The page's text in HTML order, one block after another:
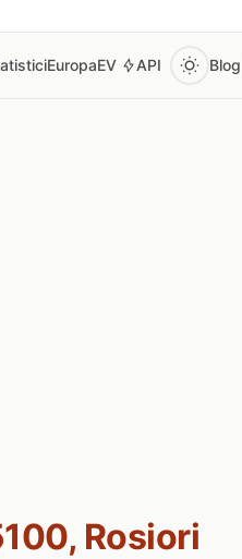
EuropaEV API Blog
Rosiori